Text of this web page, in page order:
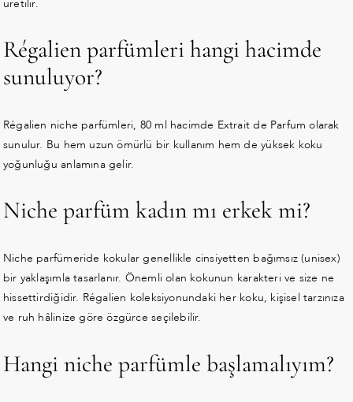
üretilir.
Régalien parfümleri hangi hacimde
sunuluyor?
Régalien niche parfümleri, 80 ml hacimde Extrait de Parfum olarak
sunulur. Bu hem uzun ömürlü bir kullanım hem de yüksek koku
yoğunluğu anlamına gelir.
Niche parfüm kadın mı erkek mi?
Niche parfümeride kokular genellikle cinsiyetten bağımsız (unisex)
bir yaklaşımla tasarlanır. Önemli olan kokunun karakteri ve size ne
hissettirdiğidir. Régalien koleksiyonundaki her koku, kişisel tarzınıza
ve ruh hâlinize göre özgürce seçilebilir.
Hangi niche parfümle başlamalıyım?